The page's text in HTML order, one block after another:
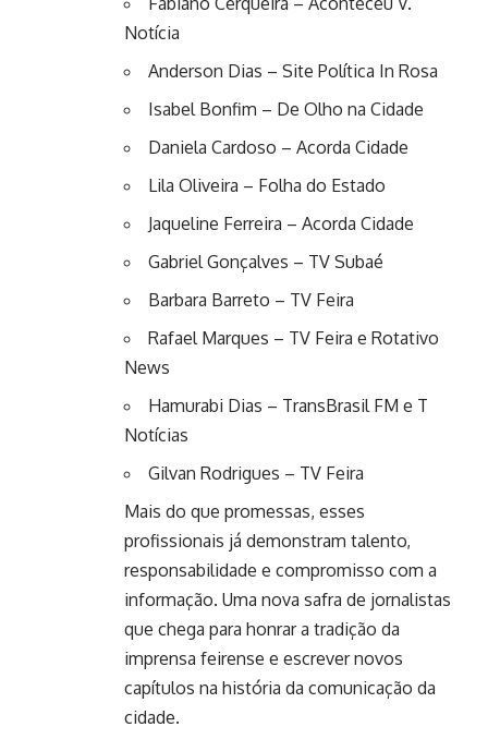
Notícia
Anderson Dias – Site Política In Rosa
Isabel Bonfim – De Olho na Cidade
Daniela Cardoso – Acorda Cidade
Lila Oliveira – Folha do Estado
Jaqueline Ferreira – Acorda Cidade
Gabriel Gonçalves – TV Subaé
Barbara Barreto – TV Feira
Rafael Marques – TV Feira e Rotativo
News
Hamurabi Dias – TransBrasil FM e T
Notícias
Gilvan Rodrigues – TV Feira
Mais do que promessas, esses
profissionais já demonstram talento,
responsabilidade e compromisso com a
informação. Uma nova safra de jornalistas
que chega para honrar a tradição da
imprensa feirense e escrever novos
capítulos na história da comunicação da
cidade.